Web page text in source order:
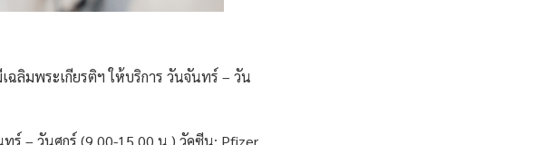
มพระเกียรติฯ ให้บริการ วันจันทร์ – วัน
– วันศุกร์ (9.00-15.00 น.) วัคซีน: Pfizer